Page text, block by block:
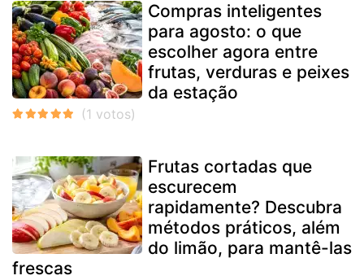
Compras inteligentes
para agosto: o que
escolher agora entre
frutas, verduras e peixes
da estação
Frutas cortadas que
escurecem
rapidamente? Descubra
métodos práticos, além
do limão, para mantê-las
frescas